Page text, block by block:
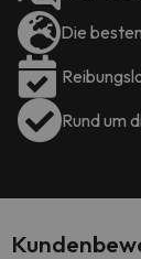
Die
Rund um